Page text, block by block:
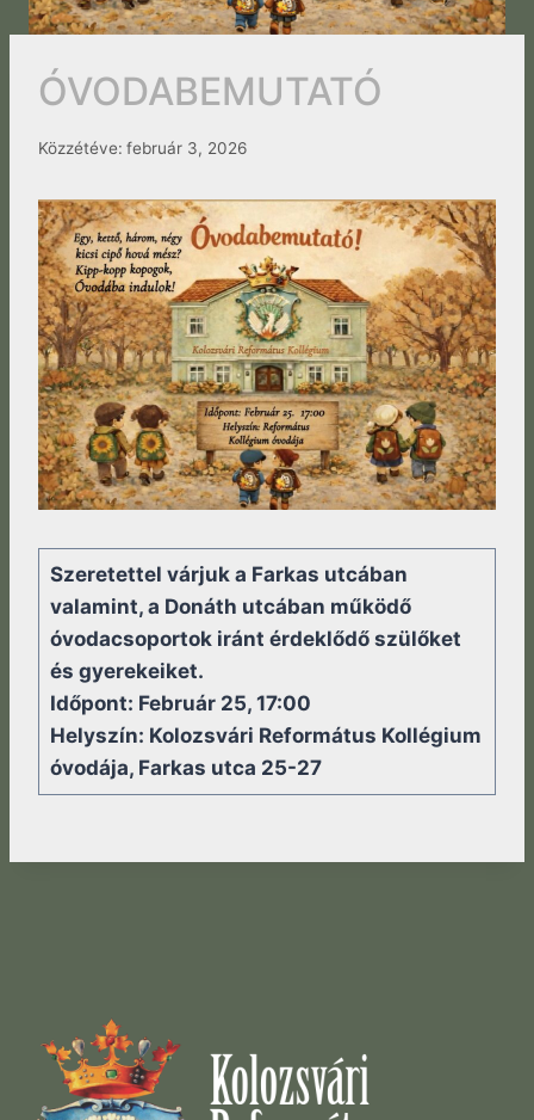
ÓVODABEMUTATÓ
Közzétéve: február 3, 2026
Szeretettel várjuk a Farkas utcában
valamint, a Donáth utcában működő
óvodacsoportok iránt érdeklődő szülőket
és gyerekeiket.
Időpont: Február 25, 17:00
Helyszín: Kolozsvári Református Kollégium
óvodája, Farkas utca 25-27